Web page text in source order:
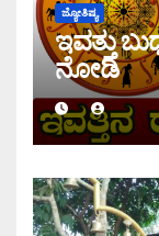
ಜ್ಯೋತಿಷ್ಯ
ಇವತ್ತು
ನೋಡಿ